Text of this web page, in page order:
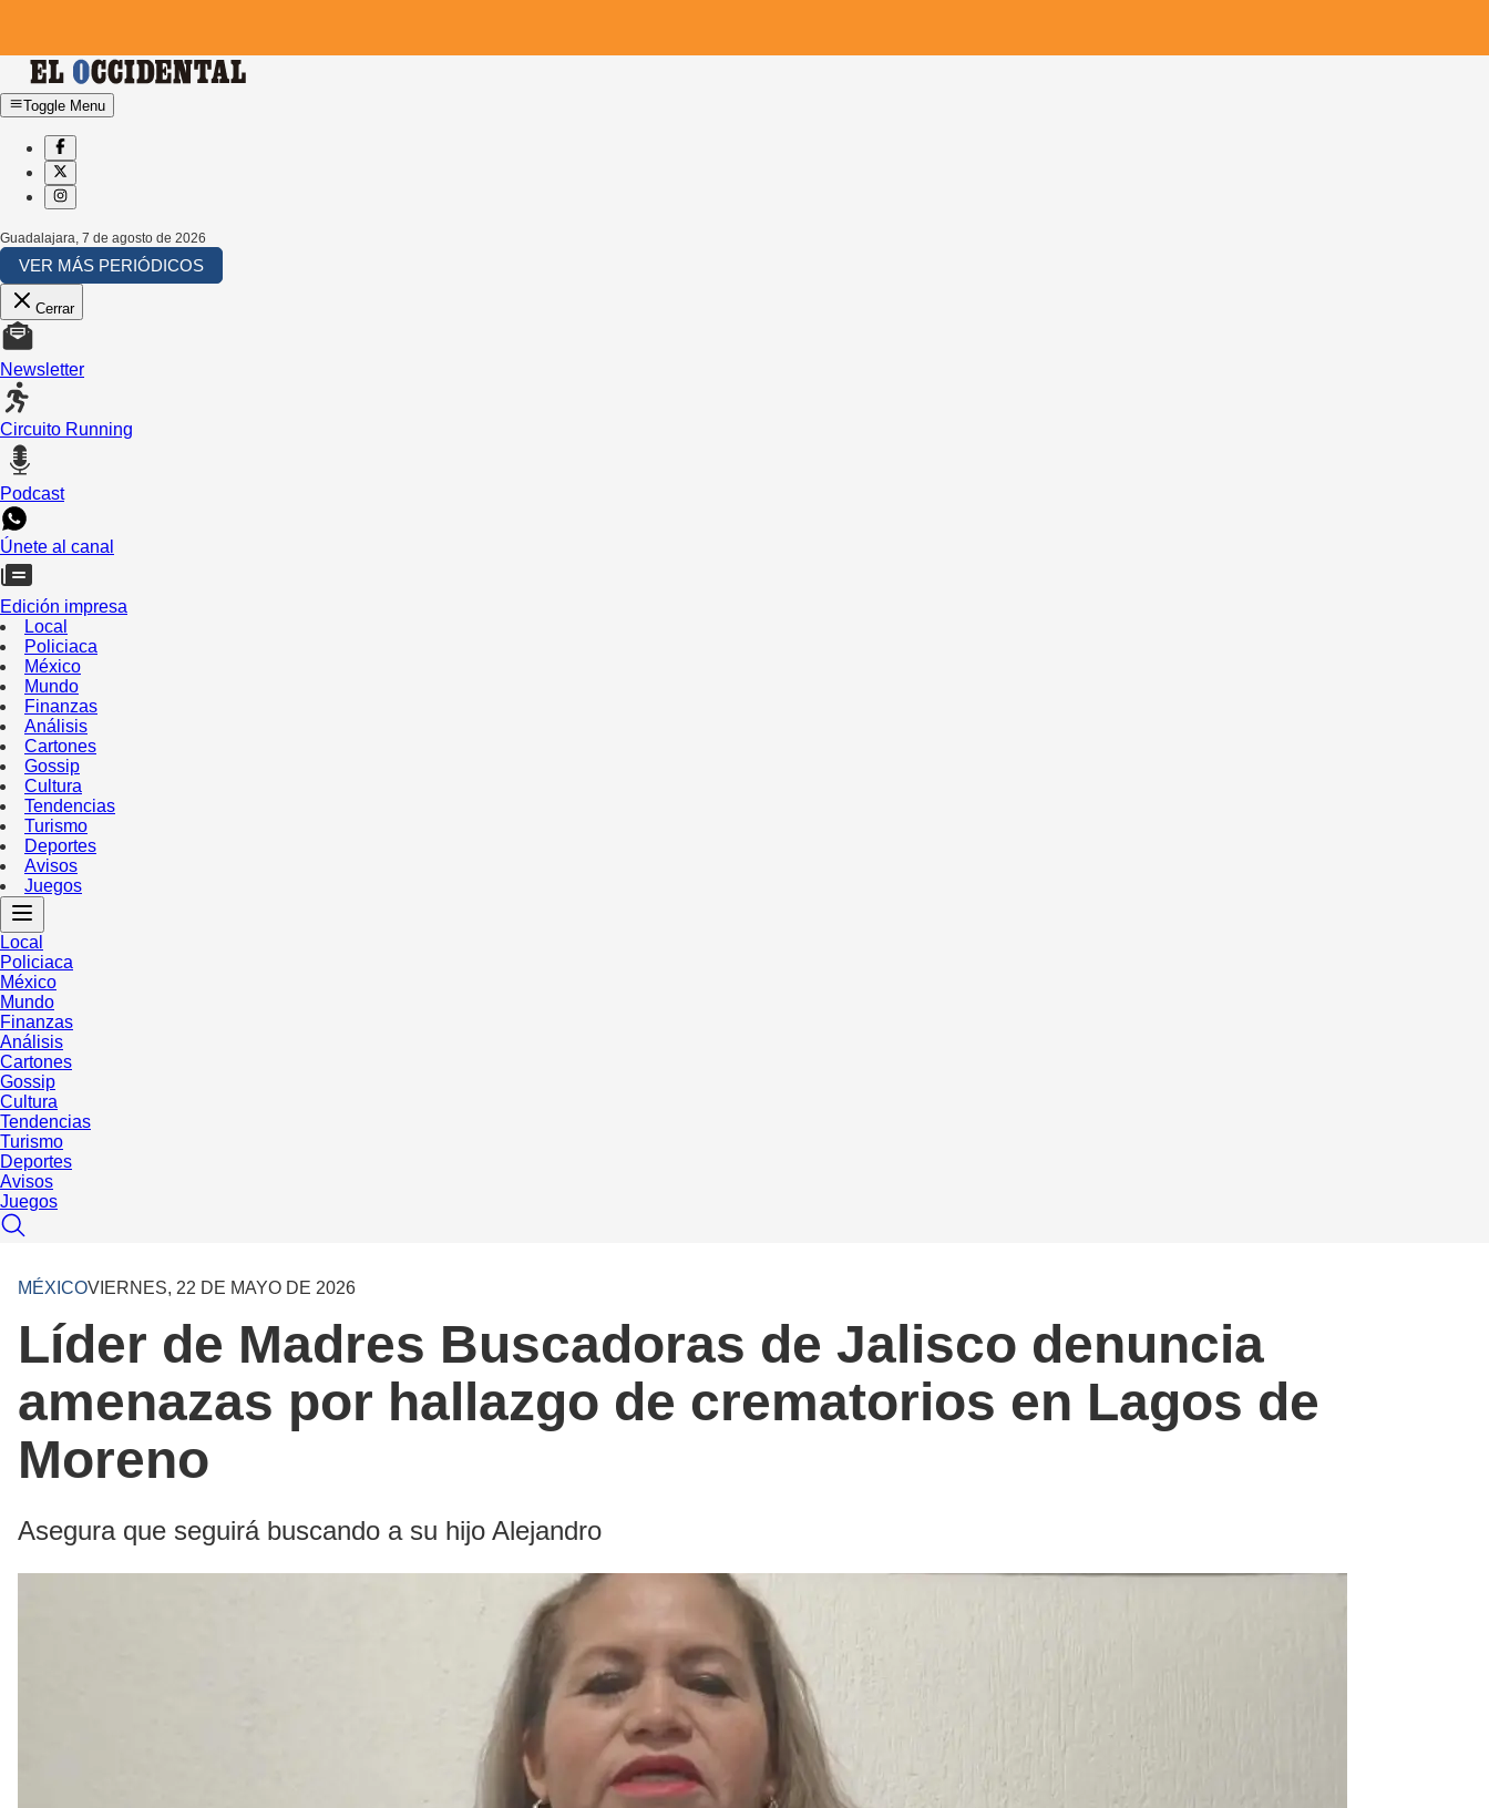
Toggle Menu
Guadalajara, 7 de agosto de 2026
VER MÁS PERIÓDICOS
Cerrar
Newsletter
Circuito Running
Podcast
Únete al canal
Edición impresa
Local
Policiaca
México
Mundo
Finanzas
Análisis
Cartones
Gossip
Cultura
Tendencias
Turismo
Deportes
Avisos
Juegos
Local
Policiaca
México
Mundo
Finanzas
Análisis
Cartones
Gossip
Cultura
Tendencias
Turismo
Deportes
Avisos
Juegos
MÉXICOVIERNES, 22 DE MAYO DE 2026
Líder de Madres Buscadoras de Jalisco denuncia
amenazas por hallazgo de crematorios en Lagos de
Moreno
Asegura que seguirá buscando a su hijo Alejandro